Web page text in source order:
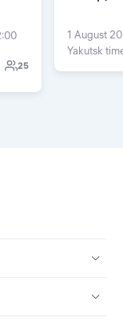
25
1 August
Yakutsk